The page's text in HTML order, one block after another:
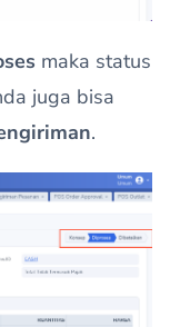
maka status
juga bisa
.